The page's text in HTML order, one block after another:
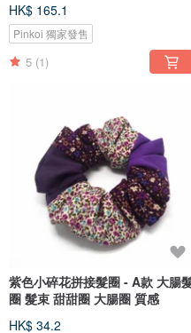
HK$ 165.1
Pinkoi 獨家發售
5 (1)
紫色小碎花拼接髮圈 - A款 大腸
圈 髮束 甜甜圈 大腸圈 質感
HK$ 34.2